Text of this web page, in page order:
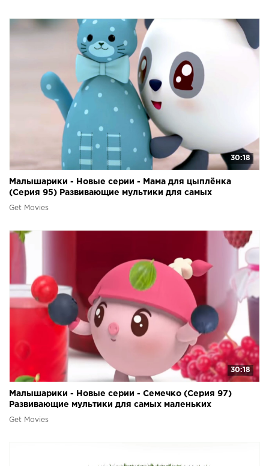
30:18
Малышарики - Новые серии - Мама для цыплёнка
(Серия 95) Развивающие мультики для самых
маленьких
Get Movies
30:18
Малышарики - Новые серии - Семечко (Серия 97)
Развивающие мультики для самых маленьких
Get Movies